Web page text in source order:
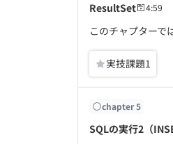
ResultSet 4:59
このチャプターで
実技課題1
chapter5
SQLの実行2（